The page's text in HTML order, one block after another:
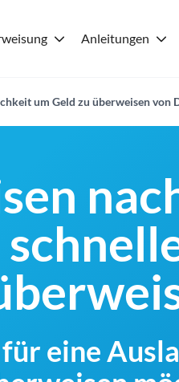
Anleitungen
um Geld zu überweisen von
eine